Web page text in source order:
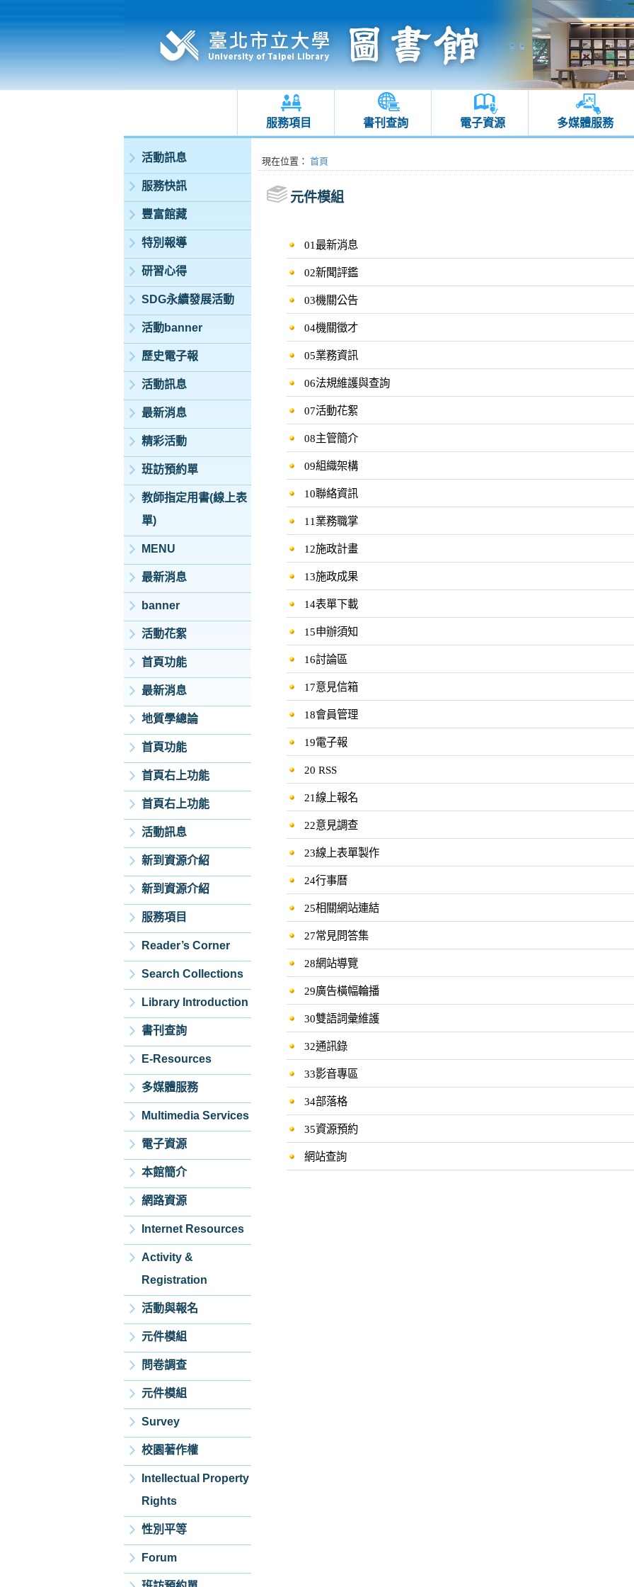
服務項目 書刊查詢 電子資源 多媒體服務
:::
活動訊息
服務快訊
豐富館藏
特別報導
研習心得
SDG永續發展活動
活動banner
歷史電子報
活動訊息
最新消息
精彩活動
班訪預約單
教師指定用書(線上表
單)
MENU
最新消息
banner
活動花絮
首頁功能
最新消息
地質學總論
首頁功能
首頁右上功能
首頁右上功能
活動訊息
新到資源介紹
新到資源介紹
服務項目
Reader’s Corner
Search Collections
Library Introduction
書刊查詢
E-Resources
多媒體服務
Multimedia Services
電子資源
本館簡介
網路資源
Internet Resources
Activity &
Registration
活動與報名
元件模組
問卷調查
元件模組
Survey
校園著作權
Intellectual Property
Rights
性別平等
Forum
:::現在位置 ： 首頁
元件模組
01最新消息
02新聞評鑑
03機關公告
04機關徵才
05業務資訊
06法規維護與查詢
07活動花絮
08主管簡介
09組織架構
10聯絡資訊
11業務職掌
12施政計畫
13施政成果
14表單下載
15申辦須知
16討論區
17意見信箱
18會員管理
19電子報
20 RSS
21線上報名
22意見調查
23線上表單製作
24行事曆
25相關網站連結
27常見問答集
28網站導覽
29廣告橫幅輪播
30雙語詞彙維護
32通訊錄
33影音專區
34部落格
35資源預約
網站查詢